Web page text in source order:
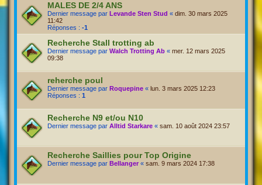
MALES DE 2/4 ANS
Dernier message par Levande Sten Stud « dim. 30 mars 2025
11:42
Réponses : -1
Recherche Stall trotting ab
Dernier message par Walch Trotting Ab « mer. 12 mars 2025
09:38
reherche poul
Dernier message par Roquepine « lun. 3 mars 2025 12:23
Réponses : 1
Recherche N9 et/ou N10
Dernier message par Alltid Starkare « sam. 10 août 2024 23:57
Recherche Saillies pour Top Origine
Dernier message par Bellanger « sam. 9 mars 2024 17:38